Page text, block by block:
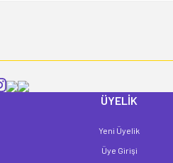
ÜYELİK
Yeni Üyelik
Üye Girişi